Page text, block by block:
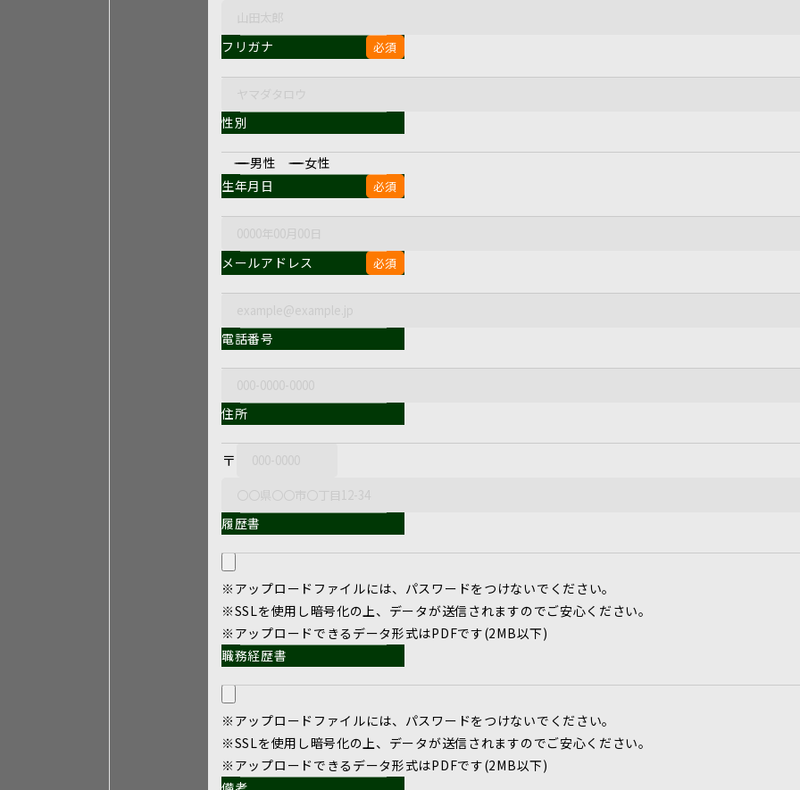
フリガナ
性別
男性
女性
生年月日
メールアドレス
電話番号
住所
〒
履歴書
※アップロードファイルには、パスワードをつけないでください。
※SSLを使用し暗号化の上、データが送信されますのでご安心ください。
※アップロードできるデータ形式はPDFです(2MB以下)
職務経歴書
※アップロードファイルには、パスワードをつけないでください。
※SSLを使用し暗号化の上、データが送信されますのでご安心ください。
※アップロードできるデータ形式はPDFです(2MB以下)